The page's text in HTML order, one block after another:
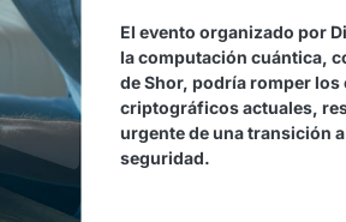
El evento organizado por
la computación cuántica,
de Shor, podría romper los
criptográficos actuales,
urgente de una transición
seguridad.